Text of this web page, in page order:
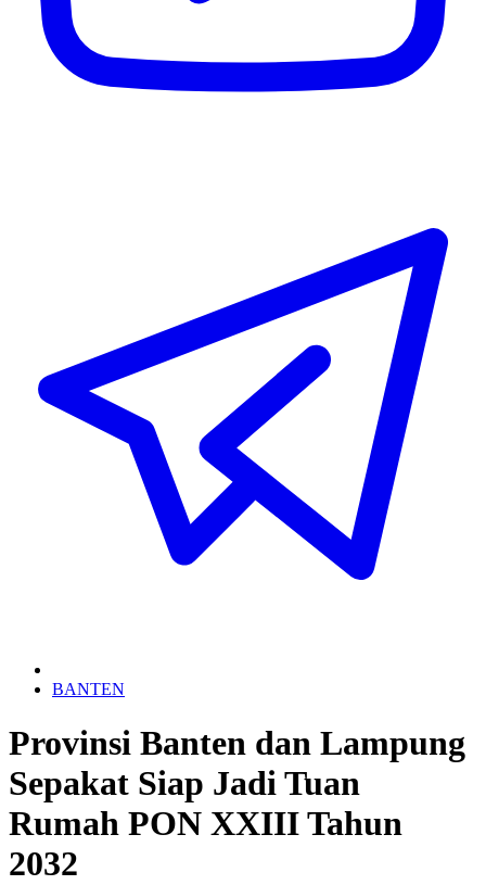
BANTEN
Provinsi Banten dan Lampung
Sepakat Siap Jadi Tuan
Rumah PON XXIII Tahun
2032